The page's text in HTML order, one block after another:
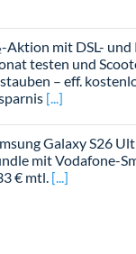
Aktion mit DSL- und
testen und
– eff.
Galaxy S26
mit Vodafone-
€ mtl.